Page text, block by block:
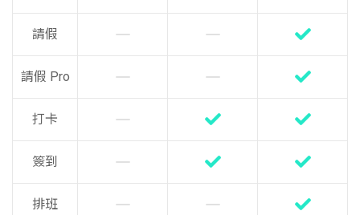
請假
請假 Pro
打卡
簽到
排班